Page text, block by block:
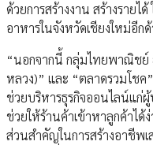
ด้วยการสร้างงาน สร้างรายไ
อาหารในจังหวัดเชียงใหม่อีก
“นอกจากนี้ กลุ่มไทยพาณิชย์
หลวง)” และ “ตลาดรวมโช
ช่วยบริหารธุรกิจออนไลน์แก่
ช่วยให้ร้านค้าเข้าหาลูกค้าได้
ส่วนสำคัญในการสร้างอาชีพ